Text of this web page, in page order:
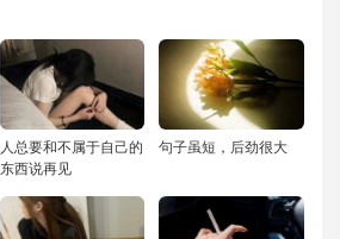
人总要和不属于自己的
东西说再见
句子虽短，后劲很大